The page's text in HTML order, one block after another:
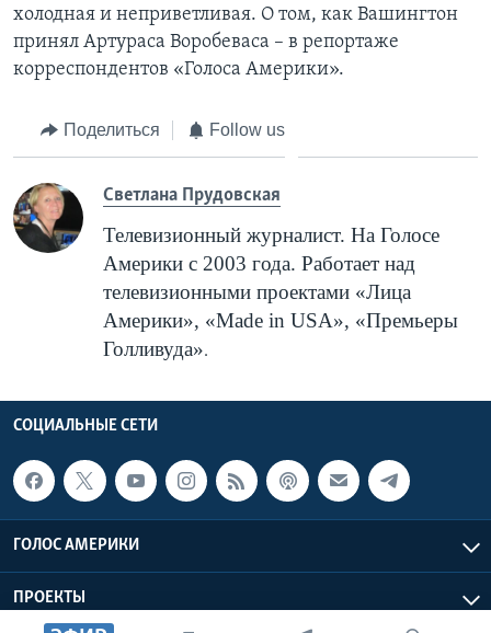
холодная и неприветливая. О том, как Вашингтон
принял Артураса Воробеваса – в репортаже
корреспондентов «Голоса Америки».
Поделиться Follow us
Cветлана Прудовская
Телевизионный журналист. На Голосе
Америки с 2003 года. Работает над
телевизионными проектами «Лица
Америки», «Made in USA», «Премьеры
Голливуда».
СОЦИАЛЬНЫЕ СЕТИ
ГОЛОС АМЕРИКИ
ПРОЕКТЫ